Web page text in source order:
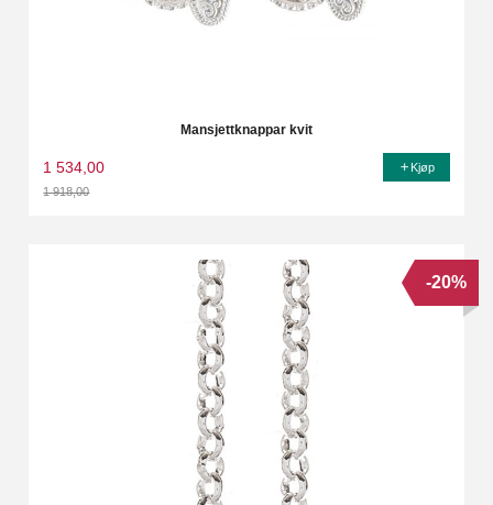
Mansjettknappar kvit
1 534,00
1 918,00
Kjøp
-20%